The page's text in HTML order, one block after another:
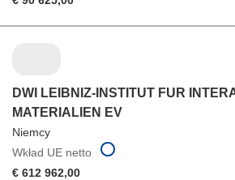
DWI LEIBNIZ-INSTITUT FUR
MATERIALIEN EV
Niemcy
Wkład UE netto
€ 612 962,00